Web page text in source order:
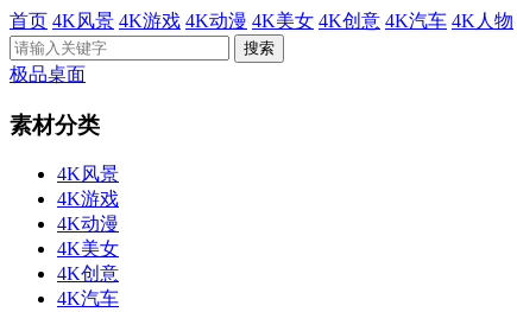
首页 4K风景 4K游戏 4K动漫 4K美女 4K创意 4K汽车 4K人物
极品桌面
素材分类
4K风景
4K游戏
4K动漫
4K美女
4K创意
4K汽车